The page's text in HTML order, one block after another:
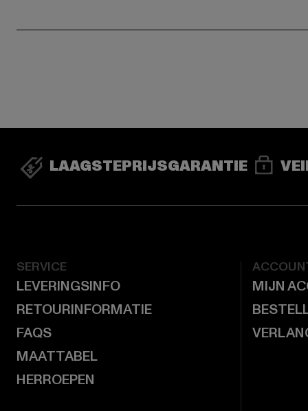
LAAGSTEPRIJSGARANTIE
SERVICE
LEVERINGSINFO
RETOURINFORMATIE
FAQS
MAATTABEL
HERROEPEN
MIJN